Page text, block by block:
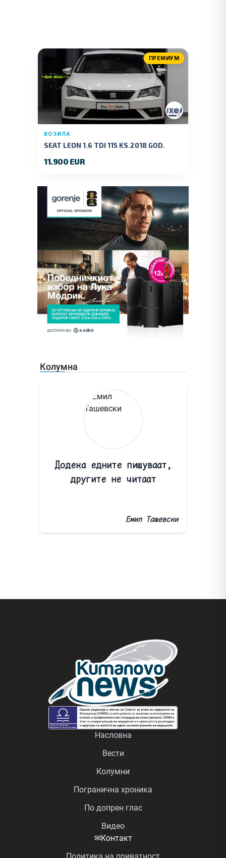
ПРЕМИУМ
ВОЗИЛА
SEAT LEON 1.6 TDI 115 KS.2018 GOD.
11.900 EUR
Колумна
Додека едните пишуваат,
другите не читаат
Емил Ташевски
Насловна
Вести
Колумни
Погранична хроника
По допрен глас
Видео
✉Контакт